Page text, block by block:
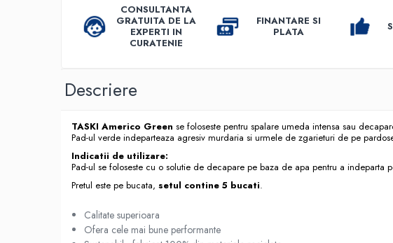
Dezinfectanti suprafete
Dispensere / Dozatoare
Dispensere hartie igienica
Dispensere prosoape pliate (Z)
Dispensere pungi igiena feminina
Dispensere rola hartie industriala
Dispensere servetele masa,
servetele faciale
CONSULTANTA
GRATUITA DE LA
EXPERTI IN
CURATENIE
FINANTARE SI
PLATA
Descriere
TASKI Americo Green se foloseste pentru spalare umeda intensa sau
Pad-ul verde indeparteaza agresiv murdaria si urmele de zgarieturi de pe
Indicatii de utilizare:
Pad-ul se foloseste cu o solutie de decapare pe baza de apa pentru a indeparta
Pretul este pe bucata, setul contine 5 bucati.
Calitate superioara
Ofera cele mai bune performante